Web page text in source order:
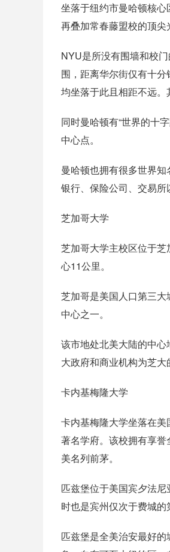
坐落于纽约市曼哈顿核
再叠加常春藤盟校的顶尖
NYU是所没有围墙和校
围，距离华尔街仅有十
均坐落于此且相距不远。
同时曼哈顿有“世界的十
中心点。
曼哈顿也拥有很多世界
银行、保险公司、交易所
芝加哥大学
芝加哥大学主校区位于
心11公里。
芝加哥是美国人口第三
中心之一。
该市地处北美大陆的中
大政府和商业机构为芝大
卡内基梅隆大学
卡内基梅隆大学坐落在
著名学府。该校拥有享
美名列前茅。
匹兹堡位于美国宾夕法
时也是宾州仅次于费城的
匹兹堡是全美治安最好